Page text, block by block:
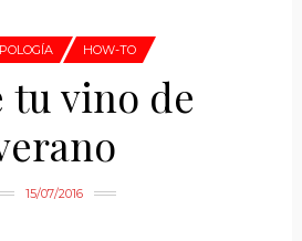
HOW-TO
tu vino de
15/07/2016